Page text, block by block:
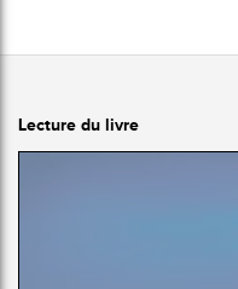
Lecture du livre